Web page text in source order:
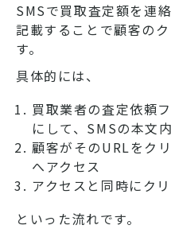
SMSで買取査定額を連
記載することで顧客の
す。
具体的には、
買取業者の査定依頼
にして、SMSの本文
顧客がそのURLをク
へアクセス
アクセスと同時にク
といった流れです。